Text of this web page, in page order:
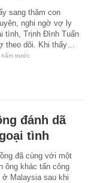
sang thăm con
nghi ngờ vợ ly
tình, Trịnh Đình Tuấn
theo dõi. Khi thấy…
năm trước
đánh dã
tình
đã cùng với một
ông khác tấn công
Malaysia sau khi